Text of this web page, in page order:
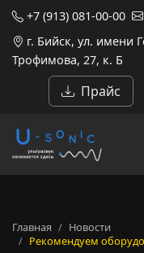
+7 (913) 081-00-00
г. Бийск, ул. имени
Трофимова, 27, к. Б
Прайс
Главная
Новости
Рекомендуем